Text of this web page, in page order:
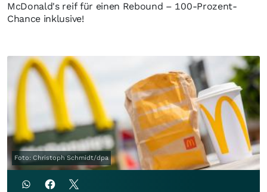
McDonald's reif für einen Rebound – 100-Prozent-
Chance inklusive!
Foto: Christoph Schmidt/dpa